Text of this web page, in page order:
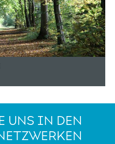
UNS IN DEN